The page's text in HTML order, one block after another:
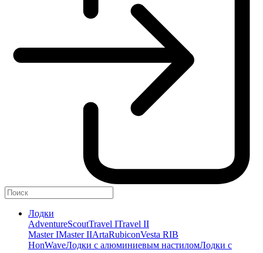
Лодки
AdventureScoutTravel ITravel II
Master IMaster IIArtaRubiconVesta RIB
HonWaveЛодки с алюминиевым настиломЛодки с